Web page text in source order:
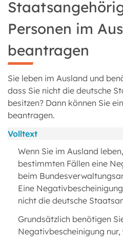
Personen im
beantragen
Sie leben im Ausland und
dass Sie nicht die deutsche
besitzen? Dann können Sie
beantragen.
Volltext
Wenn Sie im Ausland
bestimmten Fällen eine
beim
Eine
nicht die deutsche
Grundsätzlich benötigen
Negativbescheinigung nur,